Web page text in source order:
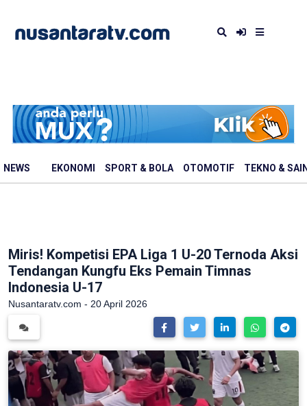
NEWS EKONOMI SPORT & BOLA OTOMOTIF TEKNO &
Miris! Kompetisi EPA Liga 1 U-20 Ternoda Aksi
Tendangan Kungfu Eks Pemain Timnas
Indonesia U-17
Nusantaratv.com - 20 April 2026